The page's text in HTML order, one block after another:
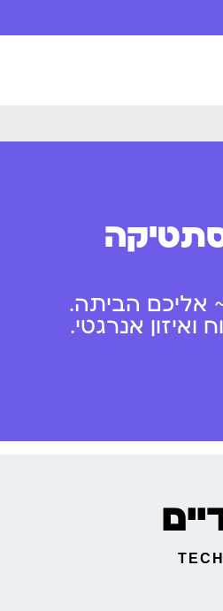
אליכם הביתה.
אנרגטי.
TECH